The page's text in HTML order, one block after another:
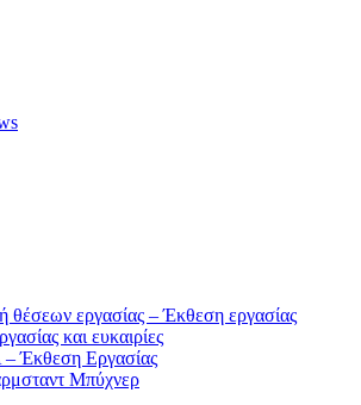
θέσεων εργασίας – Έκθεση εργασίας
και ευκαιρίες
Έκθεση Εργασίας
Μπύχνερ